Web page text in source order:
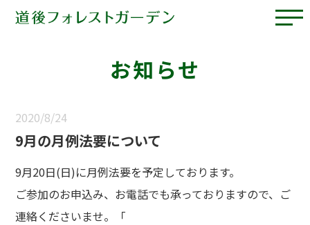
お知らせ
2020/8/24
9月の月例法要について
9月20日(日)に月例法要を予定しております。
ご参加のお申込み、お電話でも承っておりますので、ご
連絡くださいませ。「